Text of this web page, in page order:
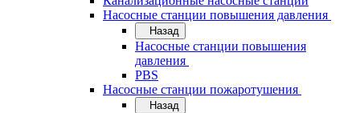
Насосные станции повышения давления
Назад
Насосные станции повышения
давления
PBS
Насосные станции пожаротушения
Назад